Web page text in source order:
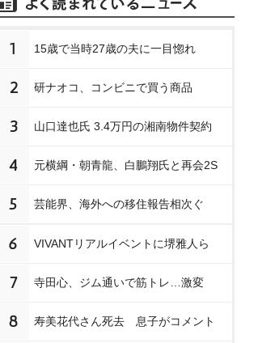
1 15歳で当時27歳の夫に一目惚れ
2 研ナオコ、コンビニで買う商品
3 山口達也氏 3.4万円の湘南物件契約
4 元横綱・朝青龍、白鵬翔氏と再会2S
5 芸能界、海外への移住報告相次ぐ
6 VIVANTリアルイベントに堺雅人ら
7 寺田心、ジム通いで筋トレ…激変
8 寿美花代さん死去 息子がコメント